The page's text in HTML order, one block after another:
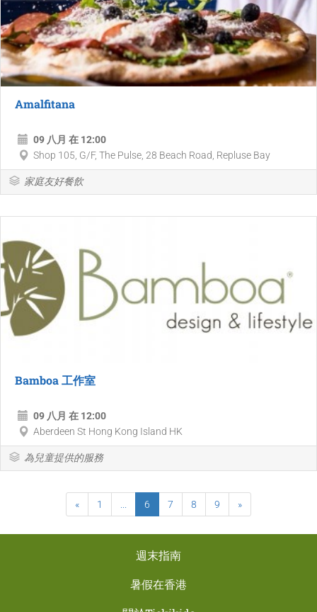
Amalfitana
09 八月 在 12:00
Shop 105, G/F, The Pulse, 28 Beach Road, Repluse Bay
家庭友好餐飲
Bamboa 工作室
09 八月 在 12:00
Aberdeen St Hong Kong Island HK
為兒童提供的服務
« 1 ... 6 7 8 9 »
週末指南
暑假在香港